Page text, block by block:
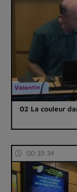
02 La couleur
00:33:34